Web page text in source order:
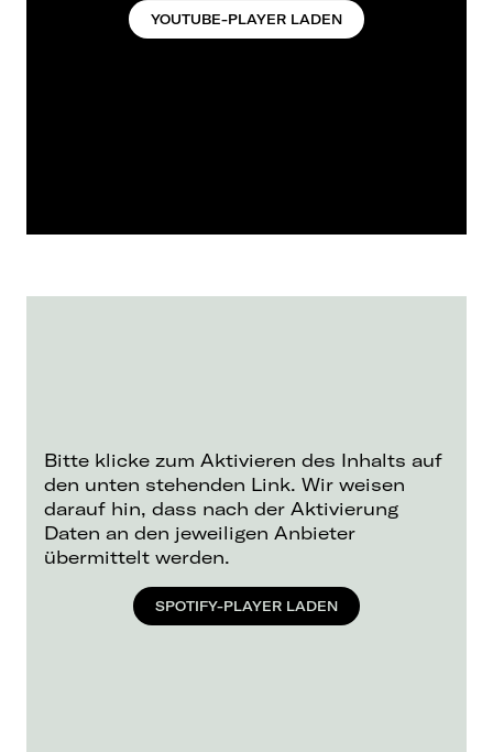
YOUTUBE-PLAYER LADEN
Bitte klicke zum Aktivieren des Inhalts auf
den unten stehenden Link. Wir weisen
darauf hin, dass nach der Aktivierung
Daten an den jeweiligen Anbieter
übermittelt werden.
SPOTIFY-PLAYER LADEN